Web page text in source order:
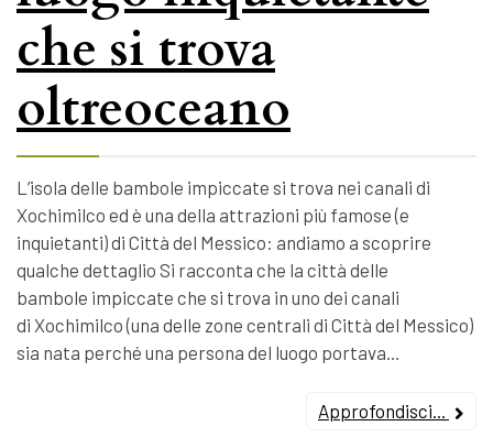
che si trova
oltreoceano
L’isola delle bambole impiccate si trova nei canali di
Xochimilco ed è una della attrazioni più famose (e
inquietanti) di Città del Messico: andiamo a scoprire
qualche dettaglio Si racconta che la città delle
bambole impiccate che si trova in uno dei canali
di Xochimilco (una delle zone centrali di Città del Messico)
sia nata perché una persona del luogo portava…
Approfondisci...